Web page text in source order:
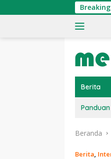
ke
Sapi Perah Secara Alami dan
Berita
Beranda
Berita,